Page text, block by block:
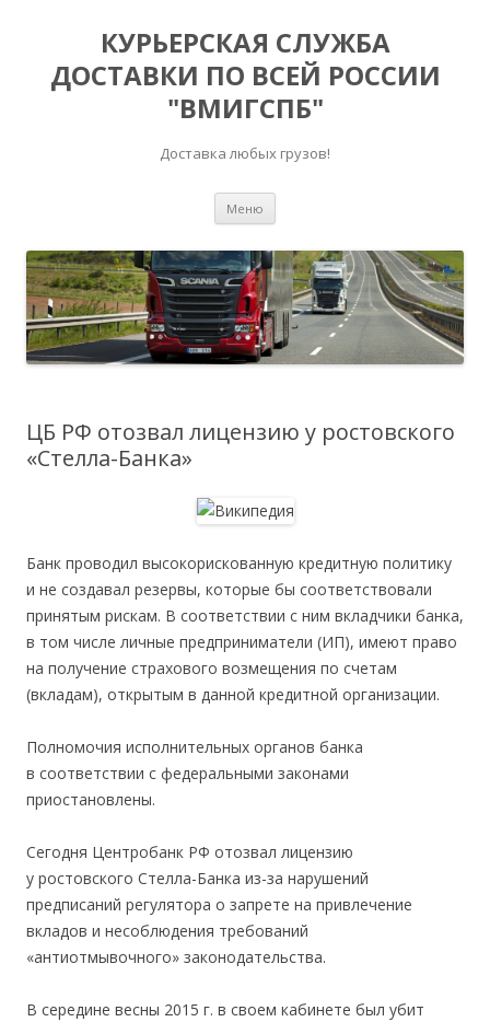
КУРЬЕРСКАЯ СЛУЖБА
ДОСТАВКИ ПО ВСЕЙ РОССИИ
"ВМИГСПБ"
Доставка любых грузов!
Меню
ЦБ РФ отозвал лицензию у ростовского
«Стелла-Банка»
Банк проводил высокорискованную кредитную политику
и не создавал резервы, которые бы соответствовали
принятым рискам. В соответствии с ним вкладчики банка,
в том числе личные предприниматели (ИП), имеют право
на получение страхового возмещения по счетам
(вкладам), открытым в данной кредитной организации.
Полномочия исполнительных органов банка
в соответствии с федеральными законами
приостановлены.
Сегодня Центробанк РФ отозвал лицензию
у ростовского Стелла-Банка из-за нарушений
предписаний регулятора о запрете на привлечение
вкладов и несоблюдения требований
«антиотмывочного» законодательства.
В середине весны 2015 г. в своем кабинете был убит